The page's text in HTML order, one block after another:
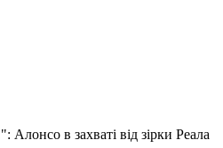
в захваті від зірки Реала